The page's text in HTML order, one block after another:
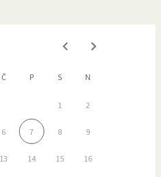
Č P S N
1 2
6 7 8 9
13 14 15 16